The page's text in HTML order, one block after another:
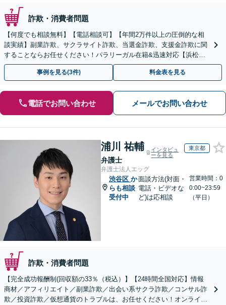
詐欺・消費者問題
【何度でも相談無料】【電話相談可】【年間2万件以上の圧倒的な相
談実績】副業詐欺、サクラサイト詐欺、当選金詐欺、支援金詐欺に関
することならお任せください！パラリーガル在籍&迅速対応【浜松町
駅1分】※結婚詐欺・ロマンス詐欺に関するご相談はお断り
事例を見る(3件) 料金表を見る
電話でお問い合わせ メールでお問い合わせ
浦川 祐輔
弁護士
インタビュ
ーを見る
東京都
弁護士法人エッグ
渋谷区 か
らも相談
受付中
面談方法(対面・
電話・ビデオな
ど)は応相談
営業時間：0
0:00~23:59
（平日）
詐欺・消費者問題
【完全成功報酬制(回収額の33％（税込）】【24時間全国対応】情報
商材／アフィリエイト／副業詐欺／出会い系サクラ詐欺／コンサル詐
欺／投資詐欺／仮想通貨のトラブルは、お任せください！オンライン